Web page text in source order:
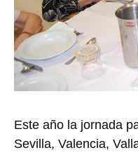
Este año la jornada
Sevilla, Valencia,